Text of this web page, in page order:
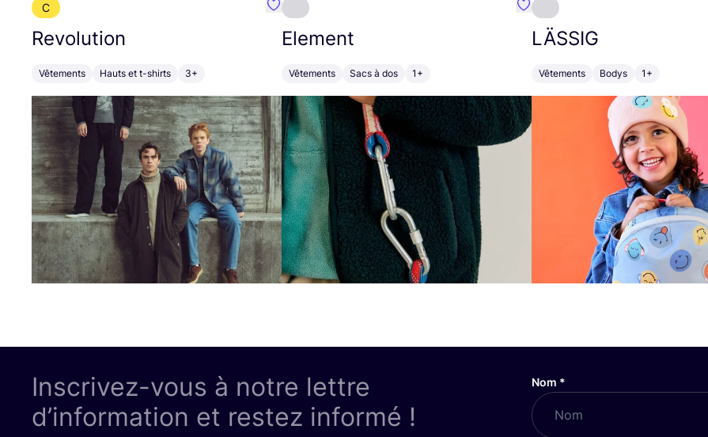
C
Revolution
Vêtements Hauts et t-shirts 3+
Préféré {nom}
Element
Vêtements Sacs à dos 1+
Préféré {nom}
LÄSSIG
Vêtements Bodys 1+
Inscrivez-vous à notre lettre
d’information et restez informé !
Nom *